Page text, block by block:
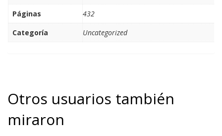
Páginas
432
Categoría
Uncategorized
Otros usuarios también
miraron